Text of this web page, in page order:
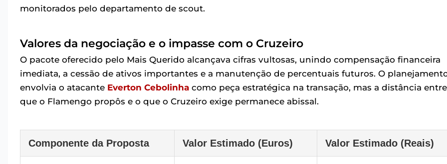
monitorados pelo departamento de scout.
Valores da negociação e o impasse com o Cruzeiro
O pacote oferecido pelo Mais Querido alcançava cifras vultosas, unindo compensação financeira
imediata, a cessão de ativos importantes e a manutenção de percentuais futuros. O
envolvia o atacante Everton Cebolinha como peça estratégica na transação, mas a distância
que o Flamengo propôs e o que o Cruzeiro exige permanece abissal.
Componente da Proposta Valor Estimado (Euros) Valor Estimado (Reais)